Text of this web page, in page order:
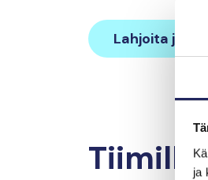
ja
Lahjoita ja